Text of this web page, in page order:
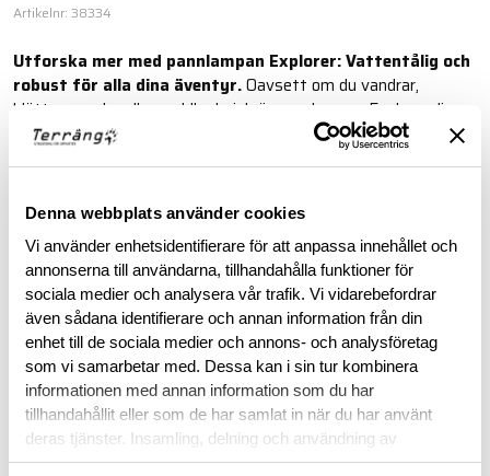
Denna webbplats använder cookies
Vi använder enhetsidentifierare för att anpassa innehållet och
annonserna till användarna, tillhandahålla funktioner för
sociala medier och analysera vår trafik. Vi vidarebefordrar
även sådana identifierare och annan information från din
enhet till de sociala medier och annons- och analysföretag
som vi samarbetar med. Dessa kan i sin tur kombinera
informationen med annan information som du har
tillhandahållit eller som de har samlat in när du har använt
deras tjänster. Insamling, delning och användning av
personuppgifter kan användas för personalisering av
Artikelnr: 38334
Utforska mer med pannlampan Explorer: Vattentålig och
robust för alla dina äventyr.Oavsett om du vandrar,
klättrar, seglar eller paddlar kajak är pannlampan Explorer din
perfekta följeslagare. Den är stöttålig, helt vattentät och ger
dig kraftfullt ljus på alla dina utomhusaktiviteter.
Läs mer
BESKRIVNING
RECENSIONER
OM VARUMÄRKET